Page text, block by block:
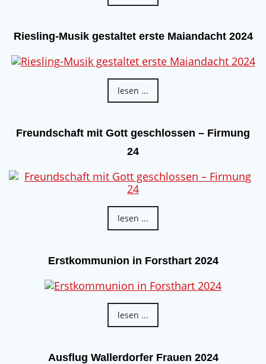
Riesling-Musik gestaltet erste Maiandacht 2024
lesen ...
Freundschaft mit Gott geschlossen – Firmung
24
lesen ...
Erstkommunion in Forsthart 2024
lesen ...
Ausflug Wallerdorfer Frauen 2024